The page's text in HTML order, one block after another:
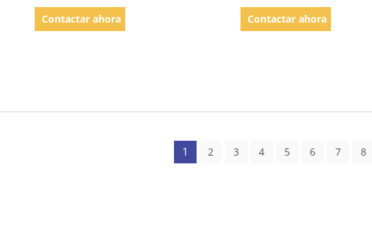
mantenimiento
Contactar ahora
de tablón
Contactar ahora
1 2 3 4 5 6 7 8